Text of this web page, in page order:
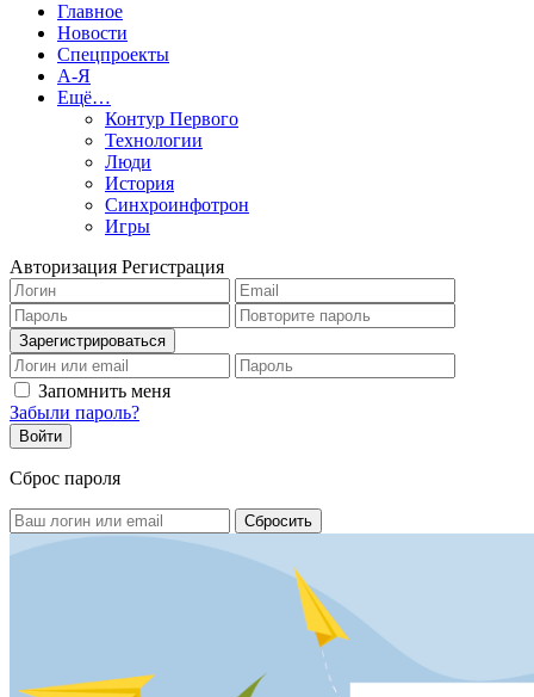
Главное
Новости
Спецпроекты
А-Я
Ещё…
Контур Первого
Технологии
Люди
История
Синхроинфотрон
Игры
Авторизация Регистрация
Запомнить меня
Забыли пароль?
Сброс пароля